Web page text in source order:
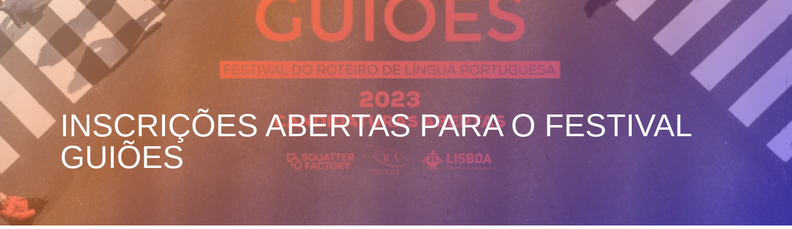
INSCRIÇÕES ABERTAS PARA O FESTIVAL
GUIÕES